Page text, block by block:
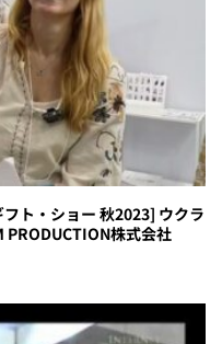
ト・ショー 秋2023] ウクラ
PRODUCTION株式会社